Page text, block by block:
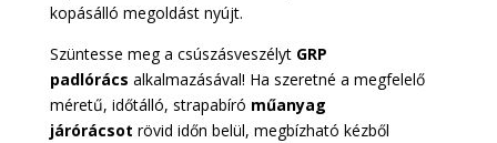
kopásálló megoldást nyújt.
Szüntesse meg a csúszásveszélyt GRP
padlórács alkalmazásával! Ha szeretné a megfelelő
méretű, időtálló, strapabíró műanyag
járórácsot rövid időn belül, megbízható kézből